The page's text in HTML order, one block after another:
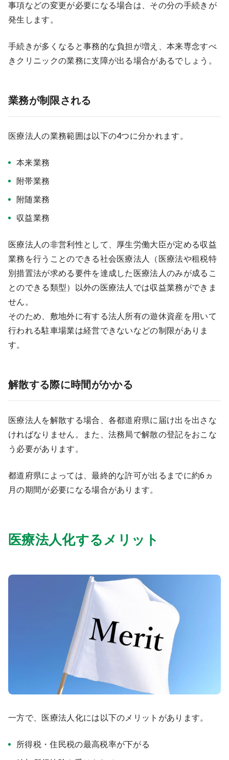
事項などの変更が必要になる場合は、その分の手続きが
発生します。
手続きが多くなると事務的な負担が増え、本来専念すべ
きクリニックの業務に支障が出る場合があるでしょう。
業務が制限される
医療法人の業務範囲は以下の4つに分かれます。
本来業務
附帯業務
附随業務
収益業務
医療法人の非営利性として、厚生労働大臣が定める収益
業務を行うことのできる社会医療法人（医療法や租税特
別措置法が求める要件を達成した医療法人のみが成るこ
とのできる類型）以外の医療法人では収益業務ができま
せん。
そのため、敷地外に有する法人所有の遊休資産を用いて
行われる駐車場業は経営できないなどの制限がありま
す。
解散する際に時間がかかる
医療法人を解散する場合、各都道府県に届け出を出さな
ければなりません。また、法務局で解散の登記をおこな
う必要があります。
都道府県によっては、最終的な許可が出るまでに約6ヵ
月の期間が必要になる場合があります。
医療法人化するメリット
一方で、医療法人化には以下のメリットがあります。
所得税・住民税の最高税率が下がる